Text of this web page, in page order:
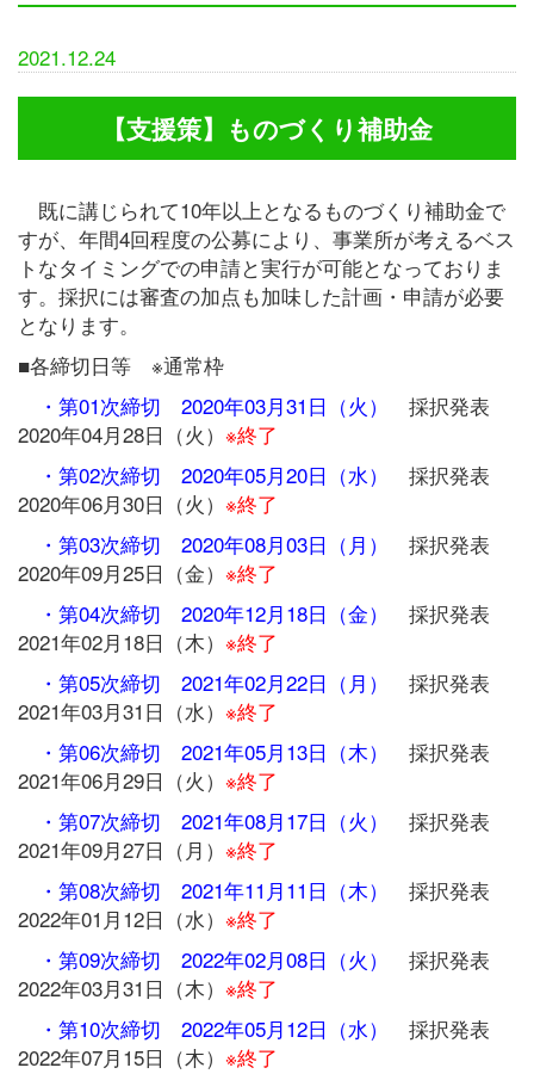
2021.12.24
【支援策】ものづくり補助金
既に講じられて10年以上となるものづくり補助金で
すが、年間4回程度の公募により、事業所が考えるベス
トなタイミングでの申請と実行が可能となっておりま
す。採択には審査の加点も加味した計画・申請が必要
となります。
■各締切日等 ※通常枠
・第01次締切 2020年03月31日（火）
採択発表
2020年04月28日（火） ※終了
・第02次締切 2020年05月20日（水）
採択発表
2020年06月30日（火） ※終了
・第03次締切 2020年08月03日（月） 採択発表
2020年09月25日（金） ※終了
・第04次締切 2020年12月18日（金）
採択発表
2021年02月18日（木） ※終了
・第05次締切 2021年02月22日（月）
採択発表
2021年03月31日（水） ※終了
・第06次締切 2021年05月13日（木）
採択発表
2021年06月29日（火） ※終了
・第07次締切 2021年08月17日（火）
採択発表
2021年09月27日（月） ※終了
・第08次締切 2021年11月11日（木）
採択発表
2022年01月12日（水） ※終了
・第09次締切 2022年02月08日（火）
採択発表
2022年03月31日（木） ※終了
・第10次締切 2022年05月12日（水）
採択発表
2022年07月15日（木） ※終了